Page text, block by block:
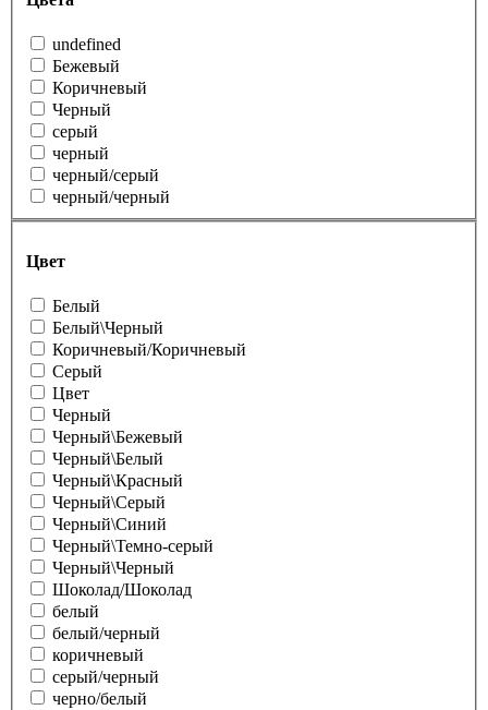
undefined
Бежевый
Коричневый
Черный
серый
черный
черный/серый
черный/черный
Цвет
Белый
Белый\Черный
Коричневый/Коричневый
Серый
Цвет
Черный
Черный\Бежевый
Черный\Белый
Черный\Красный
Черный\Серый
Черный\Синий
Черный\Темно-серый
Черный\Черный
Шоколад/Шоколад
белый
белый/черный
коричневый
серый/черный
черно/белый